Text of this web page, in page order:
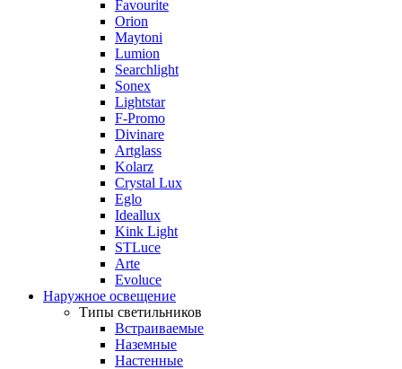
Favourite
Orion
Maytoni
Lumion
Searchlight
Sonex
Lightstar
F-Promo
Divinare
Artglass
Kolarz
Crystal Lux
Eglo
Ideallux
Kink Light
STLuce
Arte
Evoluce
Наружное освещение
Типы светильников
Встраиваемые
Наземные
Настенные